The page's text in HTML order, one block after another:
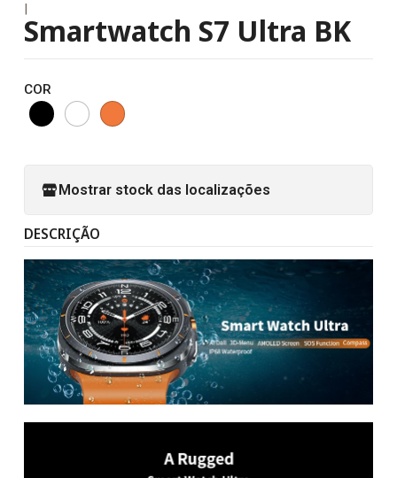
|
Smartwatch S7 Ultra BK
COR
Mostrar stock das localizações
DESCRIÇÃO